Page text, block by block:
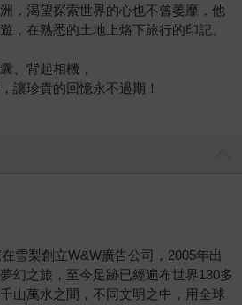
，渴望探索世界的心也不曾萎靡，他
，在熟悉的土地上烙下旅行的印記。
、背起相機，
讓珍貴的回憶永不過期！
雪梨創立W&W廣告公司，2005年出
幻之旅，至今足跡已經遍布世界130多
山萬水之間，不同文明之中，用全球